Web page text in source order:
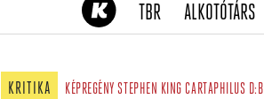
TBR(CURRENT)
ALKOTÓTÁRS
KRITIKA KÉPREGÉNY STEPHEN KING CARTAPHILUS